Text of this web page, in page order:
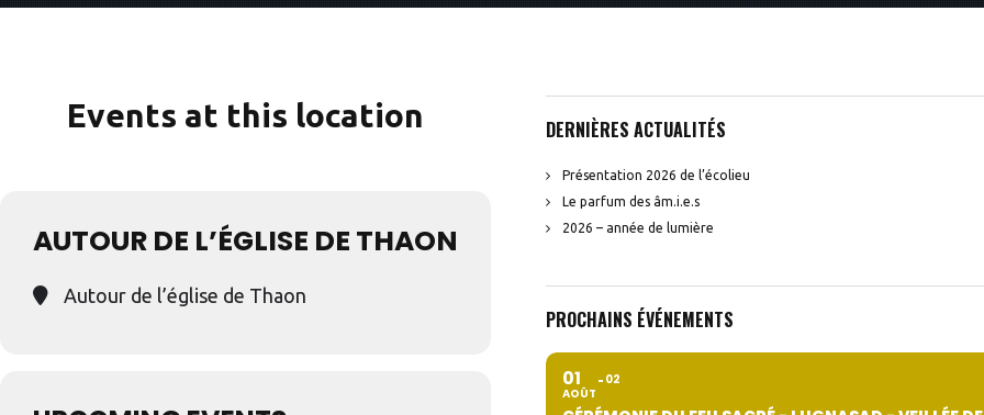
Events at this location
AUTOUR DE L’ÉGLISE DE THAON
Autour de l’église de Thaon
DERNIÈRES ACTUALITÉS
Présentation 2026 de l’écolieu
Le parfum des âm.i.e.s
2026 – année de lumière
PROCHAINS ÉVÉNEMENTS
01
AOÛT
02